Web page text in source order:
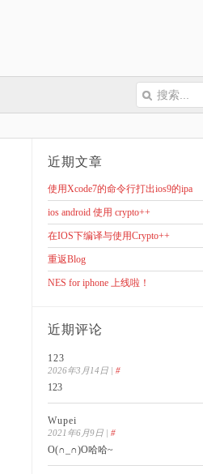
近期文章
使用Xcode7的命令行打出ios9的ipa
ios android 使用 crypto++
在IOS下编译与使用Crypto++
重返Blog
NES for iphone 上线啦！
近期评论
123
2026年3月14日| #
123
Wupei
2021年6月9日| #
O(∩_∩)O哈哈~